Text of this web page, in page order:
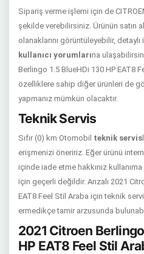
Sipariş verme işlemi için de
şekilde verebilirsiniz. Ürünün satın
olanaklarını görüntüleyebilir,
kullanıcı yorumlarına
Berlingo 1.5 BlueHDi 130 HP EAT8
özelliklere sahip diğer ürünleri de
yapmanız mümkün olacaktır.
Teknik Servis
Sıfır (0) km Otomobil teknik servis
erişmenizi öneririz. Eğer ürünü
içinde iade etme hakkınız kullanıma
için geçerli değildir. Arızalı 2021
EAT8 Feel Stil Araba için teknik
ermedikçe tamir arzusunda
2021 Citroen
HP EAT8 Feel Stil